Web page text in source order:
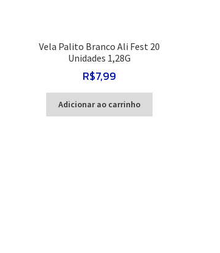
Vela Palito Branco Ali Fest 20
Unidades 1,28G
R$7,99
Adicionar ao carrinho